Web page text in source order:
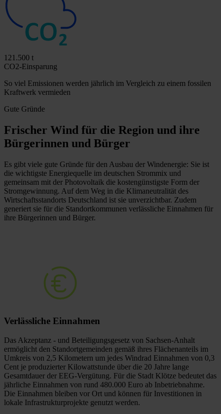
121.500 t
CO2-Einsparung
So viel Emissionen werden jährlich im Vergleich zu einem fossilen
Kraftwerk vermieden
Gute Gründe
Frischer Wind für die Region und ihre
Bürgerinnen und Bürger
Es gibt viele gute Gründe für den Ausbau der Windenergie: Sie ist
die wichtigste Energiequelle im deutschen Strommix und
gemeinsam mit der Photovoltaik die kostengünstigste Form der
Stromgewinnung. Auf dem Weg in die Klimaneutralität des
Wirtschaftsstandorts Deutschland ist sie unverzichtbar. Zudem
generiert sie für die Standortkommunen verlässliche Einnahmen für
ihre Bürgerinnen und Bürger.
Verlässliche Einnahmen
Das Akzeptanz - und Beteiligungsgesetz von Sachsen-Anhalt
ermöglicht den Standortgemeinden gemäß ihres Flächenanteils im
Umkreis von 2,5 Kilometern um jedes Windrad Einnahmen von 0,3
Cent je produzierter Kilowattstunde über die 20 Jahre lange
Gesamtdauer der EEG-Vergütung. Für die Stadt Klötze bedeutet das
jährliche Einnahmen von rund 480.000 Euro ab Inbetriebnahme.
Die Einnahmen bleiben vor Ort und können für Investitionen in
lokale Infrastrukturprojekte genutzt werden.